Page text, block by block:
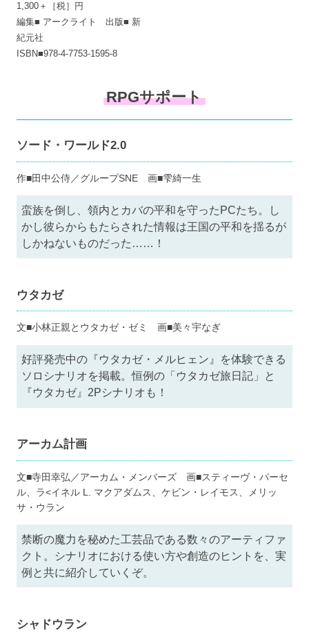
1,300＋［税］円
編集■ アークライト 出版■ 新
紀元社
ISBN■978-4-7753-1595-8
RPGサポート
ソード・ワールド2.0
作■田中公侍／グループSNE 画■雫綺一生
蛮族を倒し、領内とカバの平和を守ったPCたち。し
かし彼らからもたらされた情報は王国の平和を揺るが
しかねないものだった……！
ウタカゼ
文■小林正親とウタカゼ・ゼミ 画■美々宇なぎ
好評発売中の『ウタカゼ・メルヒェン』を体験できる
ソロシナリオを掲載。恒例の「ウタカゼ旅日記」と
『ウタカゼ』2Pシナリオも！
アーカム計画
文■寺田幸弘／アーカム・メンバーズ 画■スティーヴ・パーセ
ル、ラ<イネル L. マクアダムス、ケビン・レイモス、メリッ
サ・ウラン
禁断の魔力を秘めた工芸品である数々のアーティファ
クト。シナリオにおける使い方や創造のヒントを、実
例と共に紹介していくぞ。
シャドウラン